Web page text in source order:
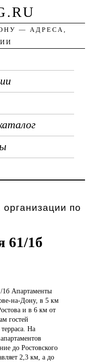
— АДРЕСА,
по
61/1б
1б Апартаменты
на-Дону, в 5 км
и в 6 км от
гостей
На
до Ростовского
2,3 км, а до